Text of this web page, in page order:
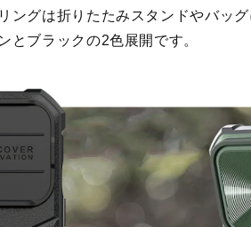
ングは折りたたみスタンドやバッ
とブラックの2色展開です。